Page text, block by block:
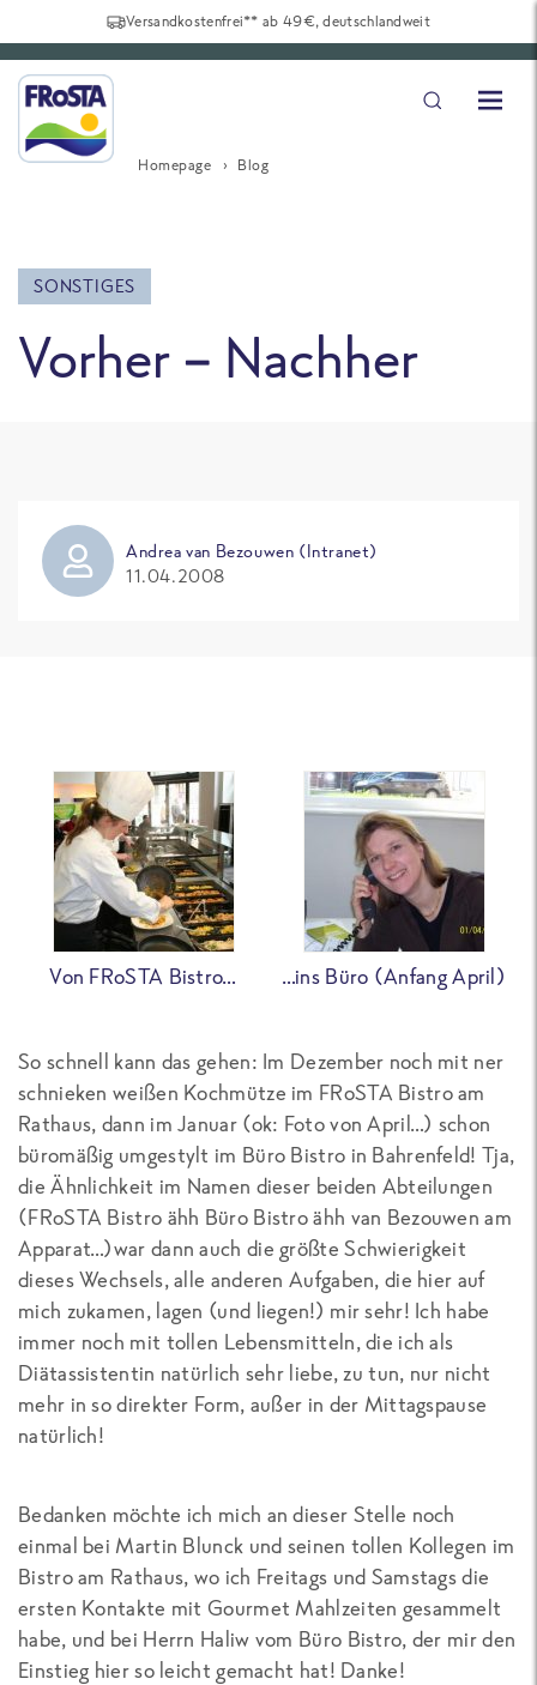
Versandkostenfrei** ab 49€, deutschlandweit
Homepage Blog
SONSTIGES
Vorher – Nachher
Andrea van Bezouwen (Intranet)
11.04.2008
Von FRoSTA Bistro… …ins Büro (Anfang April)
So schnell kann das gehen: Im Dezember noch mit ner
schnieken weißen Kochmütze im FRoSTA Bistro am
Rathaus, dann im Januar (ok: Foto von April…) schon
büromäßig umgestylt im Büro Bistro in Bahrenfeld! Tja,
die Ähnlichkeit im Namen dieser beiden Abteilungen
(FRoSTA Bistro ähh Büro Bistro ähh van Bezouwen am
Apparat…)war dann auch die größte Schwierigkeit
dieses Wechsels, alle anderen Aufgaben, die hier auf
mich zukamen, lagen (und liegen!) mir sehr! Ich habe
immer noch mit tollen Lebensmitteln, die ich als
Diätassistentin natürlich sehr liebe, zu tun, nur nicht
mehr in so direkter Form, außer in der Mittagspause
natürlich!
Bedanken möchte ich mich an dieser Stelle noch
einmal bei Martin Blunck und seinen tollen Kollegen im
Bistro am Rathaus, wo ich Freitags und Samstags die
ersten Kontakte mit Gourmet Mahlzeiten gesammelt
habe, und bei Herrn Haliw vom Büro Bistro, der mir den
Einstieg hier so leicht gemacht hat! Danke!